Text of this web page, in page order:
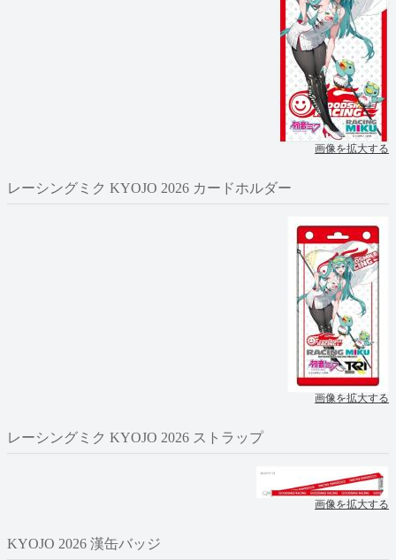
画像を拡大する
レーシングミク KYOJO 2026 カードホルダー
画像を拡大する
レーシングミク KYOJO 2026 ストラップ
画像を拡大する
KYOJO 2026 漢缶バッジ